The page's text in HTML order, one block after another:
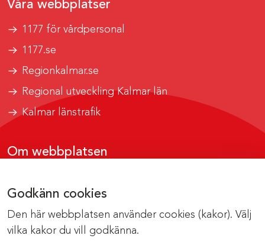
Godkänn cookies
Den här webbplatsen använder cookies (kakor). Välj
vilka kakor du vill godkänna.
Våra webbplatser
1177 för vårdpersonal
1177.se
Regionkalmar.se
Regional utveckling Kalmar län
Kalmar länstrafik
Om webbplatsen
Om cookies
Kontakta webbredaktionen